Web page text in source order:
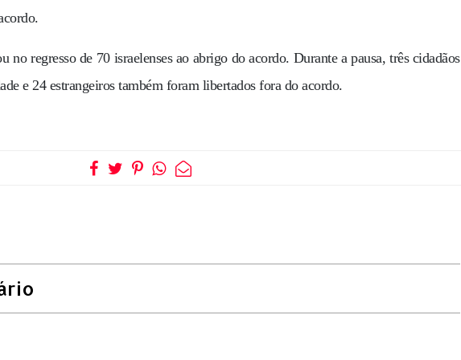
no regresso de 70 israelenses ao abrigo do acordo. Durante a pausa, três cidadãos
e 24 estrangeiros também foram libertados fora do acordo.